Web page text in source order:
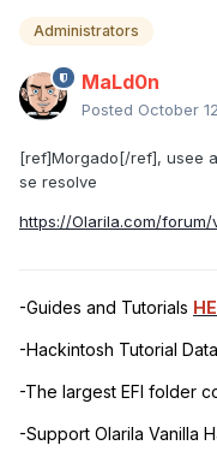
Administrators
MaLd0n
Posted October
[ref]Morgado[/ref], usee
se resolve
https://Olarila.com/forum/
-Guides and Tutorials
-Hackintosh Tutorial
-The largest EFI folder
-Support Olarila Vanilla